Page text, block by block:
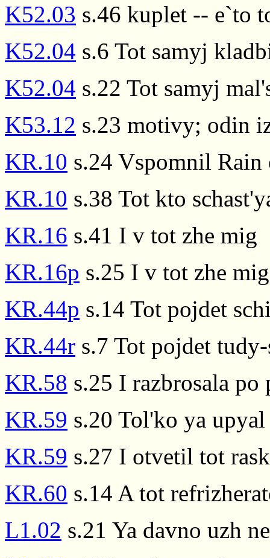
K52.03 s.46 kuplet -- e`to
K52.04 s.6 Tot samyj
K52.04 s.22 Tot samyj
K53.12 s.23 motivy; odin
KR.10 s.24 Vspomnil
KR.10 s.38 Tot kto
KR.16 s.41 I v tot zhe mig
KR.16p s.25 I v tot zhe mig
KR.44p s.14 Tot pojdet
KR.44r s.7 Tot pojdet
KR.58 s.25 I razbrosala
KR.59 s.20 Tol'ko ya
KR.59 s.27 I otvetil tot
KR.60 s.14 A tot
L1.02 s.21 Ya davno uzh